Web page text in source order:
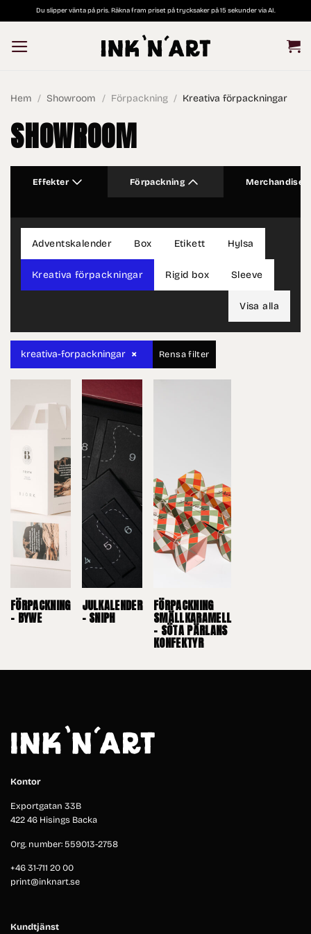
to
Du slipper vänta på pris. Räkna fram priset på trycksaker på 15 sekunder via AI.
Hem / Showroom / Förpackning / Kreativa förpackningar
SHOWROOM
Effekter Förpackning Merchandise
Adventskalender Box Etikett Hylsa
Kreativa förpackningar Rigid box Sleeve
Visa alla
kreativa-forpackningar × Rensa filter
FÖRPACKNING
– BYWE
JULKALENDER
– SNIPH
FÖRPACKNING
SMÄLLKARAMELL
– SÖTA PÄRLANS
KONFEKTYR
Kontor
Exportgatan 33B
422 46 Hisings Backa
Org. number: 559013-2758
+46 31-711 20 00
print@inknart.se
Kundtjänst